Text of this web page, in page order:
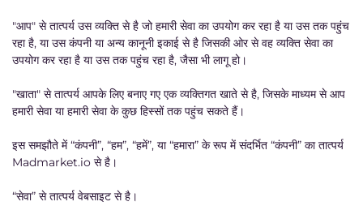
"आप" से तात्पर्य उस व्यक्ति से है जो हमारी सेवा का उपयोग कर रहा है या उस तक पहुंच
रहा है, या उस कंपनी या अन्य कानूनी इकाई से है जिसकी ओर से वह व्यक्ति सेवा का
उपयोग कर रहा है या उस तक पहुंच रहा है, जैसा भी लागू हो।
"खाता" से तात्पर्य आपके लिए बनाए गए एक व्यक्तिगत खाते से है, जिसके माध्यम से आप
हमारी सेवा या हमारी सेवा के कुछ हिस्सों तक पहुंच सकते हैं।
इस समझौते में “कंपनी”, “हम”, “हमें”, या “हमारा” के रूप में संदर्भित “कंपनी” का तात्पर्य
Madmarket.io से है।
“सेवा” से तात्पर्य वेबसाइट से है।